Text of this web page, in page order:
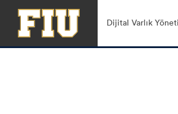
Dijital Varlık